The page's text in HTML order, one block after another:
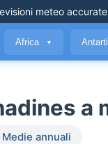
meteo accurate
Africa ▼
a
Medie annuali